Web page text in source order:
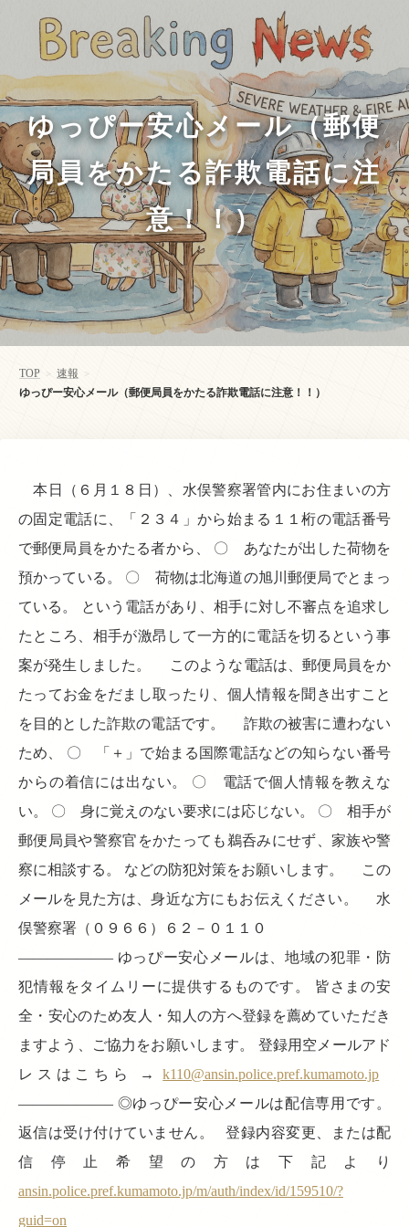
ゆっぴー安心メール（郵便
局員をかたる詐欺電話に注
意！！）
TOP > 速報 >
ゆっぴー安心メール（郵便局員をかたる詐欺電話に注意！！）
本日（６月１８日）、水俣警察署管内にお住まいの方
の固定電話に、「２３４」から始まる１１桁の電話番号
で郵便局員をかたる者から、 〇 あなたが出した荷物を
預かっている。 〇 荷物は北海道の旭川郵便局でとまっ
ている。 という電話があり、相手に対し不審点を追求し
たところ、相手が激昂して一方的に電話を切るという事
案が発生しました。 このような電話は、郵便局員をか
たってお金をだまし取ったり、個人情報を聞き出すこと
を目的とした詐欺の電話です。 詐欺の被害に遭わない
ため、 〇 「＋」で始まる国際電話などの知らない番号
からの着信には出ない。 〇 電話で個人情報を教えな
い。 〇 身に覚えのない要求には応じない。 〇 相手が
郵便局員や警察官をかたっても鵜呑みにせず、家族や警
察に相談する。 などの防犯対策をお願いします。 この
メールを見た方は、身近な方にもお伝えください。 水
俣警察署（０９６６）６２－０１１０
——————– ゆっぴー安心メールは、地域の犯罪・防
犯情報をタイムリーに提供するものです。 皆さまの安
全・安心のため友人・知人の方へ登録を薦めていただき
ますよう、ご協力をお願いします。 登録用空メールアド
レスはこちら →k110@ansin.police.pref.kumamoto.jp
——————– ◎ゆっぴー安心メールは配信専用です。
返信は受け付けていません。 登録内容変更、または配
信停止希望の方は下記より
ansin.police.pref.kumamoto.jp/m/auth/index/id/159510/?
guid=on